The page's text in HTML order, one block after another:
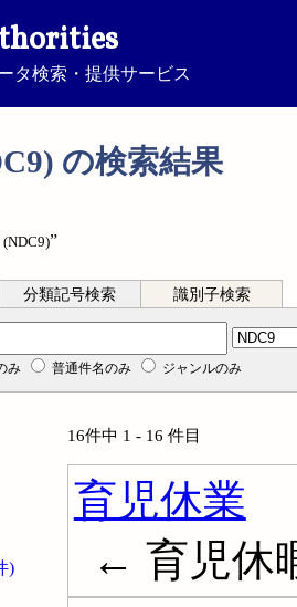
タ検索・提供サービス
の検索結果
(NDC9)”
分類記号検索 識別子検索
み 普通件名のみ ジャンルのみ
)
16件中 1 - 16 件目
育児休業
← 育児休